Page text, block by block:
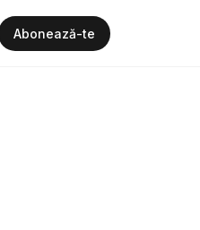
Abonează-te